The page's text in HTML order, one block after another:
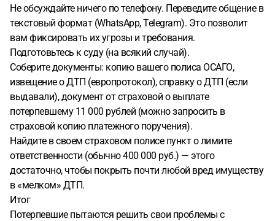
Не обсуждайте ничего по телефону. Переведите общение в
текстовый формат (WhatsApp, Telegram). Это позволит
вам фиксировать их угрозы и требования.
Подготовьтесь к суду (на всякий случай).
Соберите документы: копию вашего полиса ОСАГО,
извещение о ДТП (европротокол), справку о ДТП (если
выдавали), документ от страховой о выплате
потерпевшему 11 000 рублей (можно запросить в
страховой копию платежного поручения).
Найдите в своем страховом полисе пункт о лимите
ответственности (обычно 400 000 руб.) — этого
достаточно, чтобы покрыть почти любой вред имуществу
в «мелком» ДТП.
Итог
Потерпевшие пытаются решить свои проблемы с